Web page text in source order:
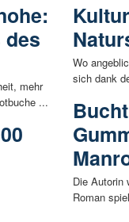
des
mehr
...
Wo
sich dank
Die Autorin
Roman